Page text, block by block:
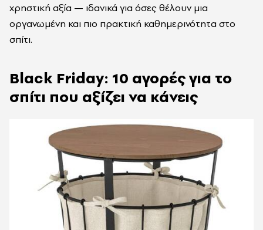
χρηστική αξία — ιδανικά για όσες θέλουν μια
οργανωμένη και πιο πρακτική καθημερινότητα στο
σπίτι.
Black Friday: 10 αγορές για το
σπίτι που αξίζει να κάνεις